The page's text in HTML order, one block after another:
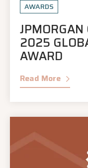
AWARDS
2025
AWARD
Read More